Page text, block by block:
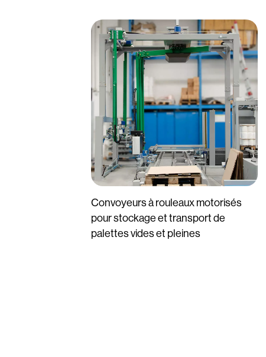
Convoyeurs à rouleaux motorisés
pour stockage et transport de
palettes vides et pleines